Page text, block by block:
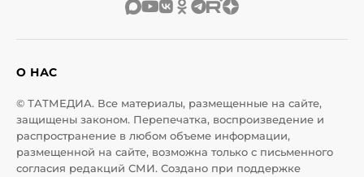
О НАС
© ТАТМЕДИА. Все материалы, размещенные на сайте,
защищены законом. Перепечатка, воспроизведение и
распространение в любом объеме информации,
размещенной на сайте, возможна только с письменного
согласия редакций СМИ. Создано при поддержке